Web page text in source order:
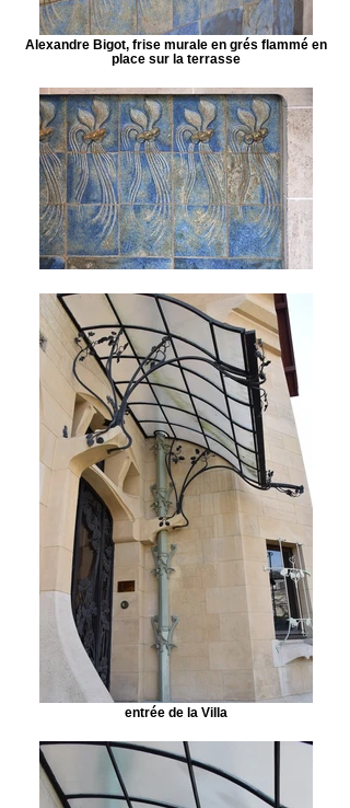
Alexandre Bigot, frise murale en grés flammé en
place sur la terrasse
entrée de la Villa